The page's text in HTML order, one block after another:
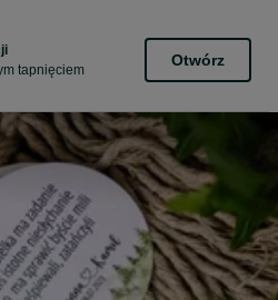
tapnięciem
Otwórz